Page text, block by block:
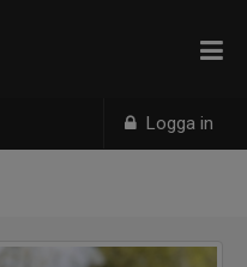
Logga in